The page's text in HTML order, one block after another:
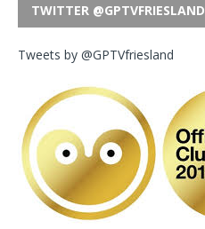
TWITTER @GPTVFRIESLAND
Tweets by @GPTVfriesland